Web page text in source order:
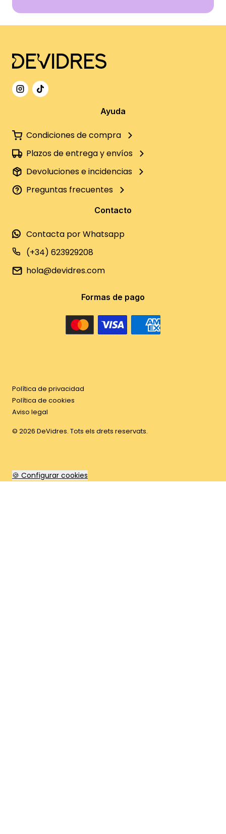
Ayuda
Condiciones de compra
Plazos de entrega y envíos
Devoluciones e incidencias
Preguntas frecuentes
Contacto
Contacta por Whatsapp
(+34) 623929208
hola@devidres.com
Formas de pago
Política de privacidad
Política de cookies
Aviso legal
© 2026 DeVidres. Tots els drets reservats.
🍪 Configurar cookies